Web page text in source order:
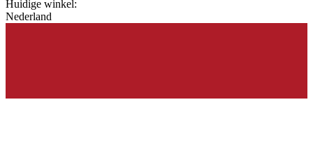
Huidige winkel:
Nederland